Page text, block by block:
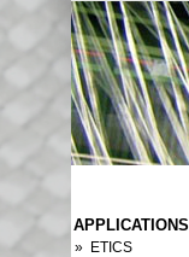
APPLICATIONS
» ETICS